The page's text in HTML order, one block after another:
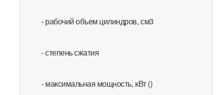
- рабочий объем цилиндров, см3
- степень сжатия
- максимальная мощность, кВт ()